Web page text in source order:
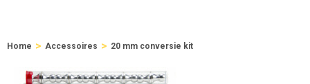
Home > Accessoires > 20 mm conversie kit